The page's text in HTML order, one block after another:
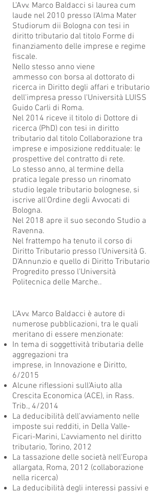
L'Avv. Marco Baldacci si laurea cum
laude nel 2010 presso l'Alma Mater
Studiorum dii Bologna con tesi in
diritto tributario dal titolo Forme di
finanziamento delle imprese e regime
fiscale.
​Nello stesso anno viene
ammesso con borsa al dottorato di
ricerca in Diritto degli affari e tributario
dell'impresa presso l'Università LUISS
Guido Carli di Roma.
Nel 2014 riceve il titolo di Dottore di
ricerca (PhD) con tesi in diritto
tributario dal titolo Collaborazione tra
imprese e imposizione reddituale: le
prospettive del contratto di rete.
Lo stesso anno, al termine della
pratica legale presso un rinomato
studio legale tributario bolognese, si
iscrive all'Ordine degli Avvocati di
Bologna.
Nel 2018 apre il suo secondo Studio a
Ravenna.
Nel frattempo ha tenuto il corso di
Diritto Tributario presso l'Università G.
D'Annunzio e quello di Diritto Tributario
Progredito presso l'Università
Politecnica delle Marche..
L'Avv. Marco Baldacci è autore di
numerose pubblicazioni, tra le quali
meritano di essere menzionate:
In tema di soggettività tributaria delle
aggregazioni tra
imprese, in Innovazione e Diritto,
6/2015
Alcune riflessioni sull'Aiuto alla
Crescita Economica (ACE), in Rass.
Trib., 4/2014
La deducibilità dell'avviamento nelle
imposte sui redditi, in Della Valle-
Ficari-Marini, L'avviamento nel diritto
tributario, Torino, 2012
La tassazione delle società nell'Europa
allargata, Roma, 2012 (collaborazione
nella ricerca)
La deducibilità degli interessi passivi e